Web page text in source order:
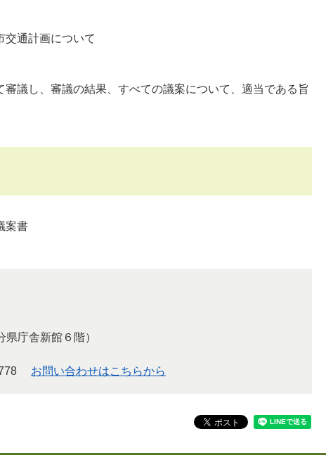
計画について
し、審議の結果、すべての議案について、適当である旨
案書
庁舎新館６階）
お問い合わせはこちらから